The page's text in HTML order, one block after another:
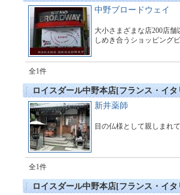
中野ブロードウェイ
大小さまざまな店200店舗
しめき合うショッピングビ
全1件
ロイスダール中野本店[フランス・イ
新井薬師
目の仏様として親しまれ
全1件
ロイスダール中野本店[フランス・イ